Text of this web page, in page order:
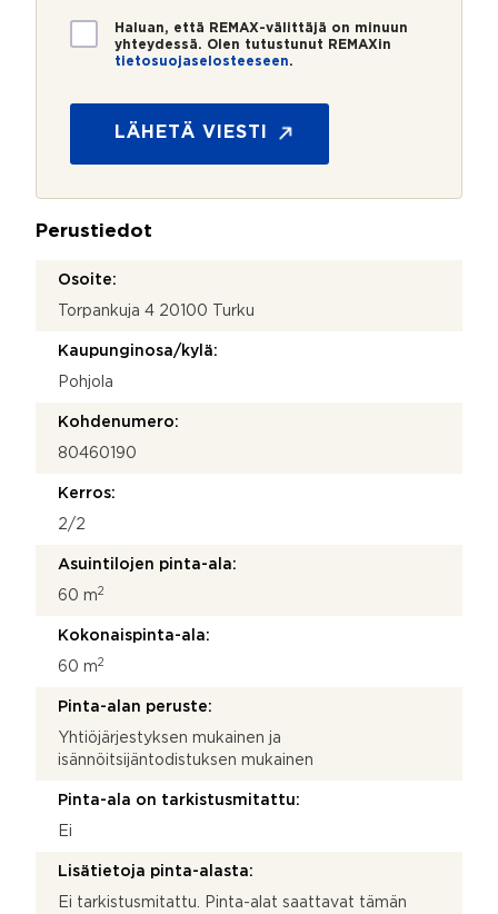
*
*
T
i
o
*
Haluan, että REMAX-välittäjä on minuun
yhteydessä. Olen tutustunut REMAXin
tietosuojaselosteeseen.
P
e
n
e
o
LÄHETÄ VIESTI
Perustiedot
Osoite:
Torpankuja 4 20100 Turku
Kaupunginosa/kylä:
Pohjola
Kohdenumero:
80460190
Kerros:
2/2
Asuintilojen pinta-ala:
60 m2
Kokonaispinta-ala:
60 m2
Pinta-alan peruste:
Yhtiöjärjestyksen mukainen ja
isännöitsijäntodistuksen mukainen
Pinta-ala on tarkistusmitattu:
Ei
Lisätietoja pinta-alasta:
Ei tarkistusmitattu. Pinta-alat saattavat tämän